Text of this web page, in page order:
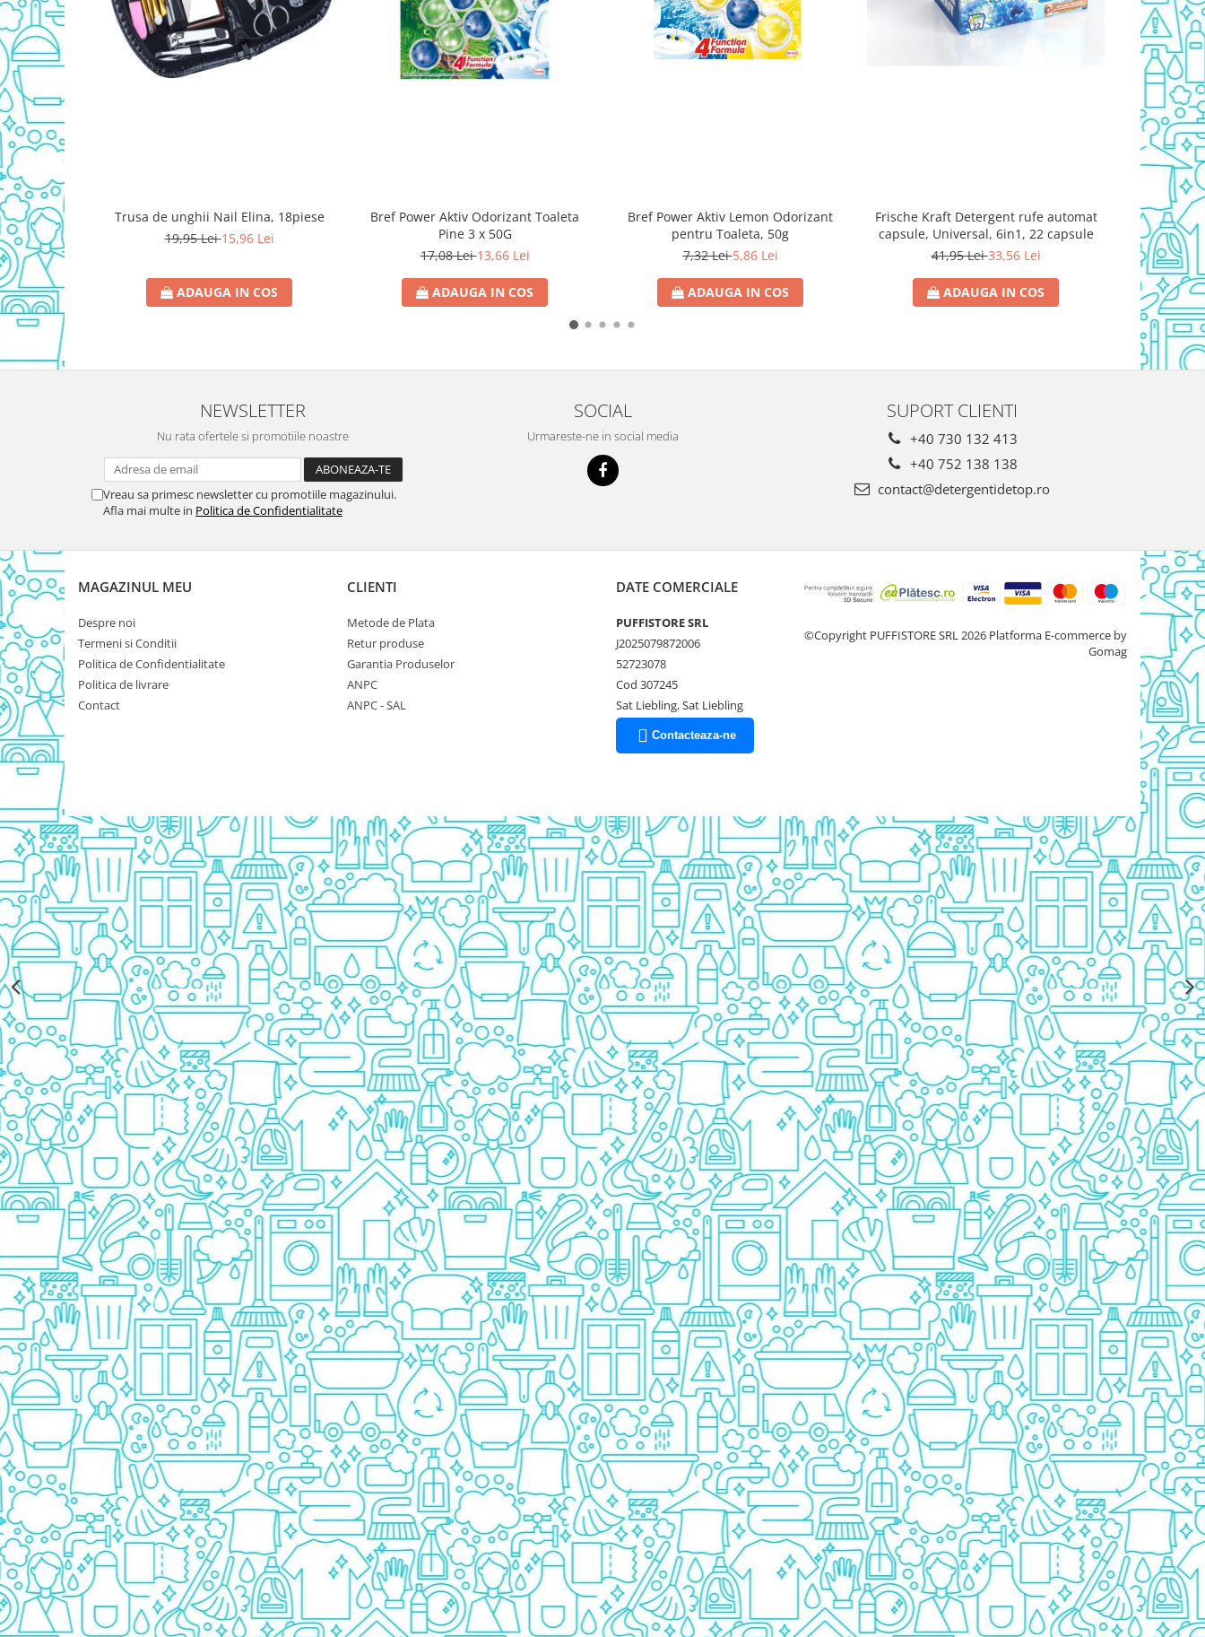
Detergent Vase Pentru Masina
Detergent Vase Manual
Solutie Clatire Vase
Sare Masina De Spalat
Folie Si Pungi Alimentare
Lavete Si Bureti
Curatenie Bucatarie
Pungi Ambalare / Saci Menajeri
Vase Si Accesorii
Diverse pentru bucatarie
Igiena si Dezinfectie
Cif Spray Baie
Detartrant WC
Dezinfectant Baie
Dezinfectant Bucatarie
Dezinfectant Sano
Igienol Dezinfectant
Produse Curatenie Baie
Produse Sano Baie
Hartie Igienica
Prosoape De Hartie Si Servetele
Prosoape de Hartie
Odorizant Camera Profesional
Odorizant Camera Electric
Odorizant Camera Air Wick
Odorizant Camera cu Betisoare
Odorizant Camera Electric
Profesional
Odorizant Camera Ambi Pur
Rezerva Odorizant Camera
Rezerva Odorizant Camera Glade
Rezerva Odorizant Camera Air Wick
Ingrijire Bebelusi
Servetele Umede Bebelusi
Suplimente Bebelusi
Lenjerii
Ingrijire Bebelusi
Scutece
Scutece Huggies
Scutece Happy
Scutece Pampers Bebelusi
Balsam Rufe Bebelusi
Servetele Umede Bebelusi
Suplimente Bebelusi
Betisoare
Detergent Bebelusi
Detergent Bebelusi Ariel
Sampon Bebelusi
Pasta de dinti *B*
Periuta De Dinti *B*
Periuta de Dinti Electrica Copii
Periuta de Dinti Oral B
Gel de Dus Bebelusi
Ingrijire Adulti
Scutece Adulti
Servetele Umede Adulti
Ingrijire Personala
Cosmetice
Absorbante
Absorbante & Tampoane
Tampoane
Pasta De Dinti
Trusa de unghii Nail Elina, 18piese
19,95 Lei15,96 Lei
ADAUGA IN COS
Bref Power Aktiv Odorizant Toaleta
Pine 3 x 50G
17,08 Lei13,66 Lei
ADAUGA IN COS
Bref Power Aktiv Lemon Odorizant
pentru Toaleta, 50g
7,32 Lei5,86 Lei
ADAUGA IN COS
Frische Kraft Detergent rufe automat
capsule, Universal, 6in1, 22 capsule
41,95 Lei33,56 Lei
ADAUGA IN COS
Foaie de
NEWSLETTER
Nu rata ofertele si promotiile noastre
Vreau sa primesc newsletter cu promotiile magazinului.
Afla mai multe in Politica de Confidentialitate
SOCIAL
Urmareste-ne in social media
SUPORT CLIENTI
+40 730 132 413
+40 752 138 138
contact@detergentidetop.ro
MAGAZINUL MEU
Despre noi
Termeni si Conditii
Politica de Confidentialitate
Politica de livrare
Contact
CLIENTI
Metode de Plata
Retur produse
Garantia Produselor
ANPC
ANPC - SAL
DATE COMERCIALE
PUFFISTORE SRL
J2025079872006
52723078
Cod 307245
Sat Liebling, Sat Liebling
Contacteaza-ne
©Copyright PUFFISTORE SRL 2026 Platforma E-commerce by
Gomag